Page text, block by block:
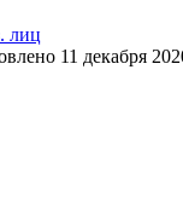
лиц
11 декабря